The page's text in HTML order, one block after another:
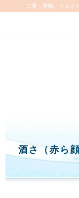
二重・豊胸・フェイ
酒さ（赤ら